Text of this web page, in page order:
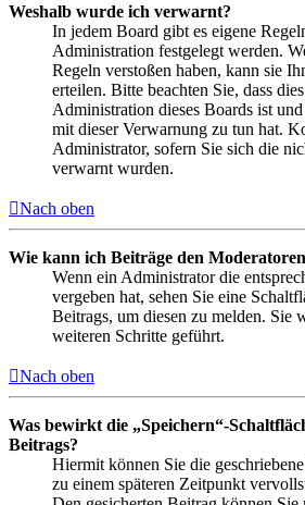
Weshalb wurde ich verwarnt?
In jedem Board gibt es eigene
Administration festgelegt werden.
Regeln verstoßen haben, kann sie
erteilen. Bitte beachten Sie, dass
Administration dieses Boards ist
mit dieser Verwarnung zu tun hat.
Administrator, sofern Sie sich die
verwarnt wurden.
Nach oben
Wie kann ich Beiträge den
Wenn ein Administrator die
vergeben hat, sehen Sie eine
Beitrags, um diesen zu melden. Sie
weiteren Schritte geführt.
Nach oben
Was bewirkt die „Speichern“-
Beitrags?
Hiermit können Sie die
zu einem späteren Zeitpunkt